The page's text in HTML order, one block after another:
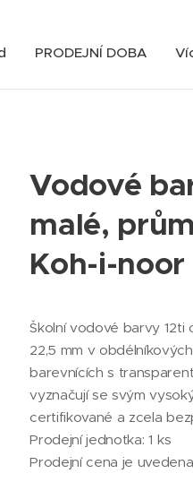
PRODEJNÍ DOBA
Vodové
malé,
Koh-i-noor
Školní vodové barvy 12ti
22,5 mm v
barevnících s
vyznačují se svým
certifikované a zcela
Prodejní jednotka: 1 ks
Prodejní cena je